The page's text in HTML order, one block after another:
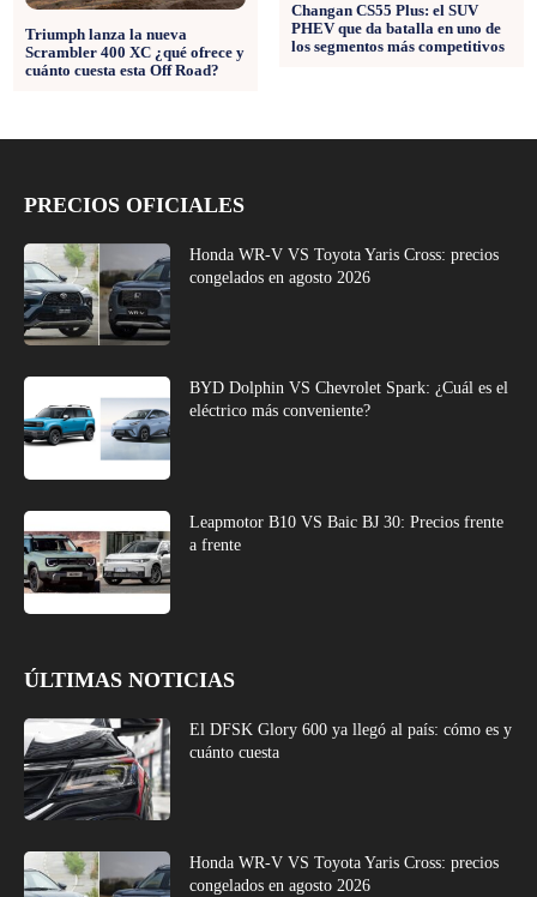
Triumph lanza la nueva
Scrambler 400 XC ¿qué ofrece y
cuánto cuesta esta Off Road?
Changan CS55 Plus: el SUV
PHEV que da batalla en uno de
los segmentos más competitivos
PRECIOS OFICIALES
Honda WR-V VS Toyota Yaris Cross: precios
congelados en agosto 2026
BYD Dolphin VS Chevrolet Spark: ¿Cuál es el
eléctrico más conveniente?
Leapmotor B10 VS Baic BJ 30: Precios frente
a frente
ÚLTIMAS NOTICIAS
El DFSK Glory 600 ya llegó al país: cómo es y
cuánto cuesta
Honda WR-V VS Toyota Yaris Cross: precios
congelados en agosto 2026